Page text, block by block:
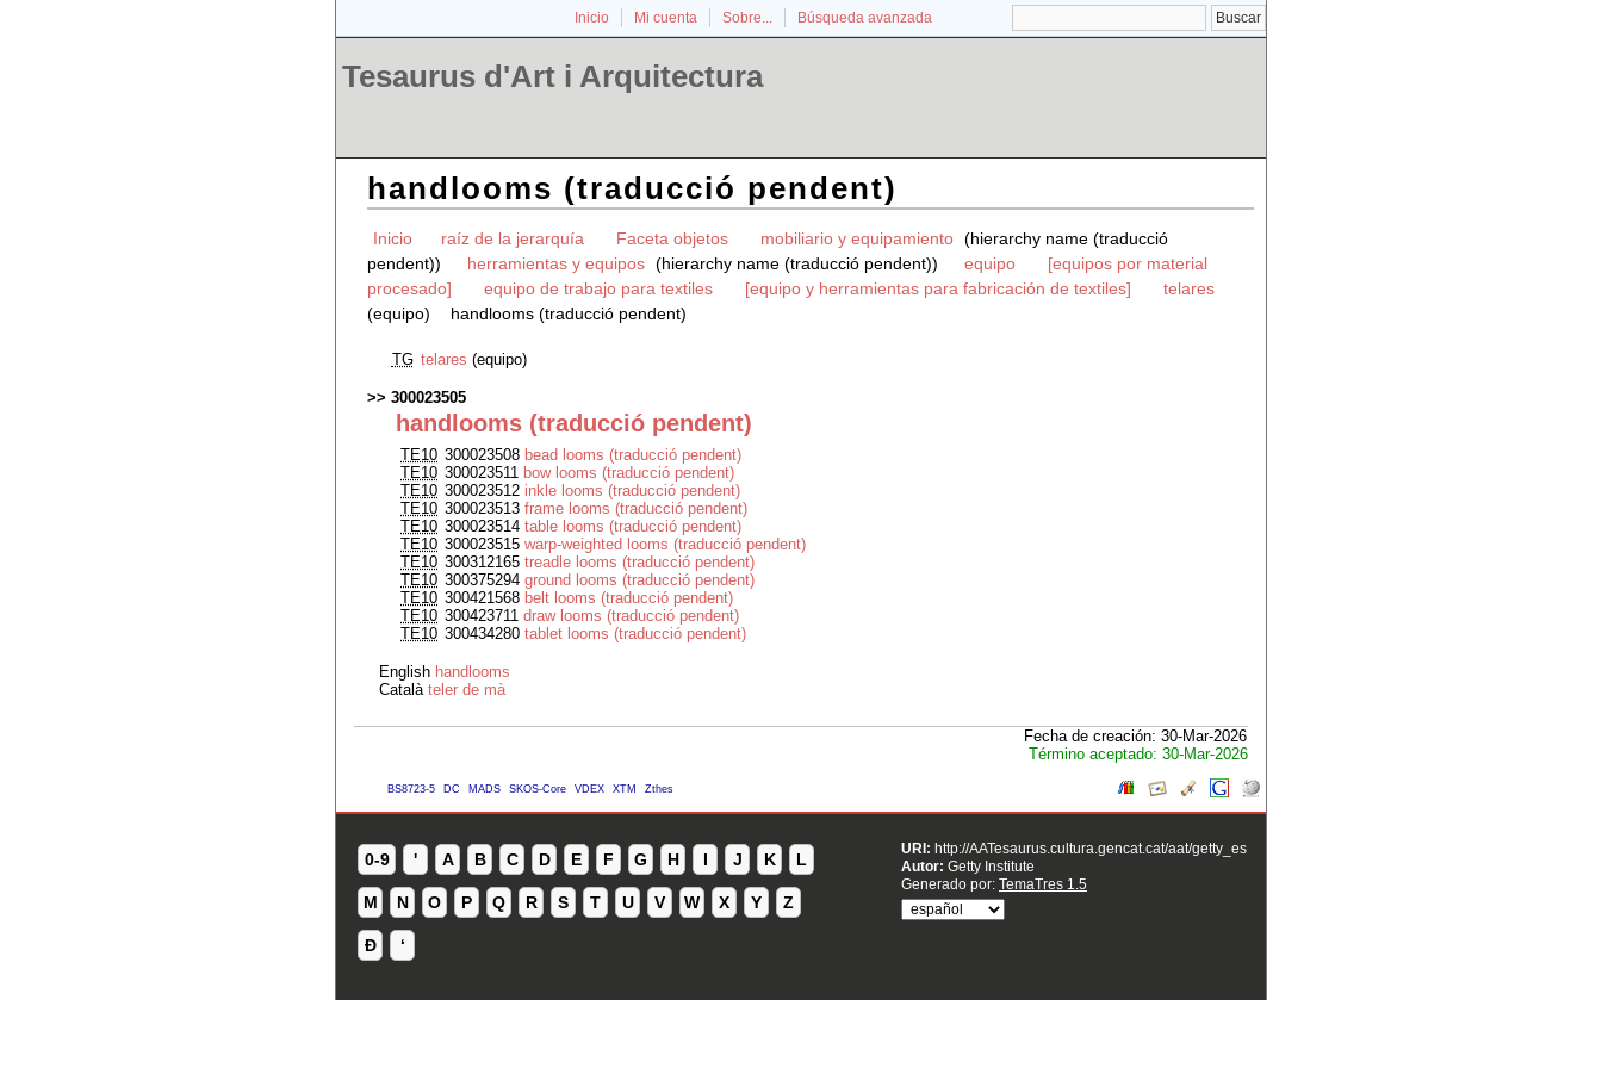
Inicio Mi cuenta Sobre... Búsqueda avanzada
Tesaurus d'Art i Arquitectura
handlooms (traducció pendent)
Inicio raíz de la jerarquía Faceta objetos mobiliario y equipamiento (hierarchy name (traducció
pendent))
herramientas y equipos (hierarchy name (traducció pendent)) equipo
[equipos por material
procesado]
equipo de trabajo para textiles [equipo y herramientas para fabricación de textiles]
telares
(equipo)
handlooms (traducció pendent)
TG telares (equipo)
300023505
handlooms (traducció pendent)
TE10 300023508 bead looms (traducció pendent)
TE10 300023511 bow looms (traducció pendent)
TE10 300023512 inkle looms (traducció pendent)
TE10 300023513frame looms (traducció pendent)
TE10 300023514table looms (traducció pendent)
TE10 300023515warp-weighted looms (traducció pendent)
TE10 300312165treadle looms (traducció pendent)
TE10 300375294ground looms (traducció pendent)
TE10 300421568 belt looms (traducció pendent)
TE10 300423711draw looms (traducció pendent)
TE10 300434280tablet looms (traducció pendent)
English handlooms
Català teler de mà
Fecha de creación: 30-Mar-2026
Término aceptado: 30-Mar-2026
BS8723-5 DC MADS SKOS-Core VDEX XTM Zthes
0-9 ' A B C D E F G H I J K L
M N O P Q R S T U V W X Y Z
Ð ʻ
URI: http://AATesaurus.cultura.gencat.cat/aat/getty_es
Autor: Getty Institute
Generado por: TemaTres 1.5